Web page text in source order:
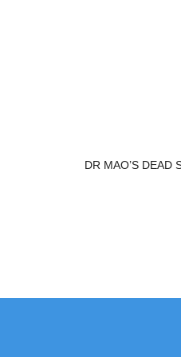
DR MAO’S DEAD